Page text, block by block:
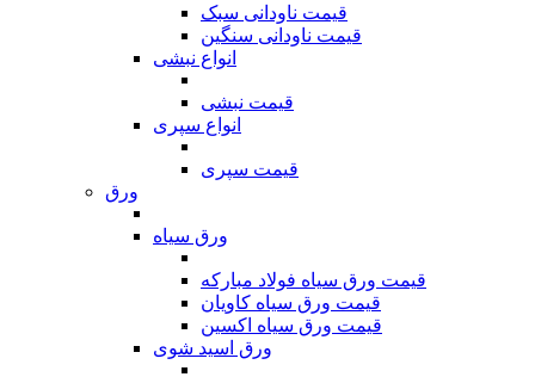
قیمت ناودانی سبک
قیمت ناودانی سنگین
انواع نبشی
قیمت نبشی
انواع سپری
قیمت سپری
ورق
ورق سیاه
قیمت ورق سیاه فولاد مبارکه
قیمت ورق سیاه کاویان
قیمت ورق سیاه اکسین
ورق اسید شوی